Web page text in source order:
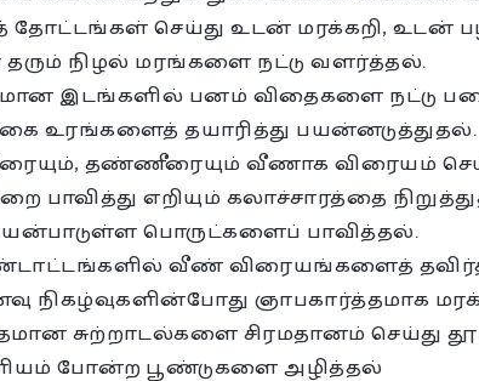
தோட்டங்கள் செய்து உடன் மரக்கறி,
நிழல் மரங்களை நட்டு வளர்த்தல்.
இடங்களில் பனம் விதைகளை
உரங்களைத் தயாரித்து பயன்னடுத்துதல்.
நீரையும், தண்ணீரையும் வீணாக விரையம்
பாவித்து எறியும் கலாச்சாரத்தை
பொருட்களைப் பாவித்தல்.
வீண் விரையங்களைத்
நிகழ்வுகளின்போது ஞாபகார்த்தமாக
சுற்றாடல்களை சிரமதானம் செய்து
போன்ற பூண்டுகளை அழித்தல்